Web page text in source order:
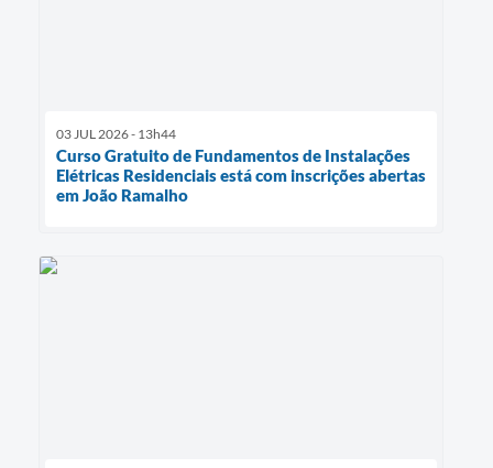
03 JUL 2026 - 13h44
Curso Gratuito de Fundamentos de Instalações
Elétricas Residenciais está com inscrições abertas
em João Ramalho